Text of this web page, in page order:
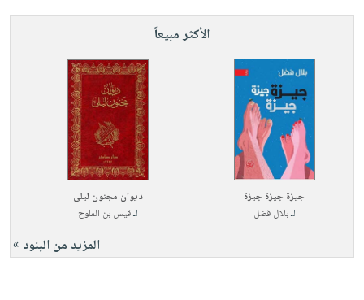
الأكثر مبيعاً
جيزة جيزة جيزة
لـبلال فضل
ديوان مجنون ليلى
لـقيس بن الملوح
المزيد من البنود »